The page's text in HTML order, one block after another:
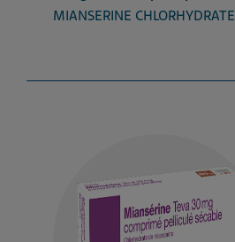
MIANSERINE CHLORHYDRATE